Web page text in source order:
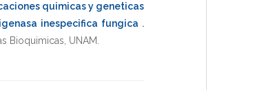
quimicas y geneticas
inespecifica fungica .
Bioquimicas UNAM